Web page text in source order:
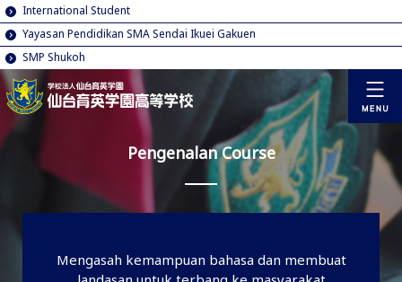
International Student
Yayasan Pendidikan SMA Sendai Ikuei Gakuen
SMP Shukoh
Pengenalan Course
Mengasah kemampuan bahasa dan membuat